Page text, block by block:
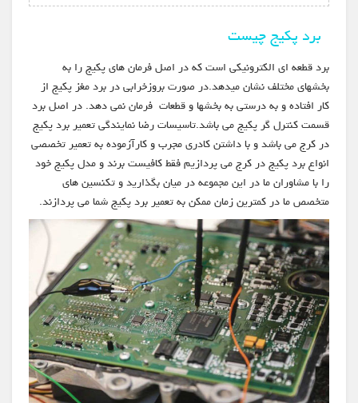
برد پکیج چیست
برد قطعه ای الکترونیکی است که در اصل فرمان های پکیج را به
بخشهای مختلف نشان میدهد.در صورت بروزخرابی در برد مغز پکیج از
کار افتاده و به درستی به بخشها و قطعات فرمان نمی دهد. در اصل برد
قسمت کنترل گر پکیج می باشد.تاسیسات رضا نمایندگی تعمیر برد پکیج
در کرج می باشد و با داشتن کادری مجرب و کارآزموده به تعمیر تخصصی
انواع برد پکیج در کرج می پردازیم فقط کافیست برند و مدل پکیج خود
را با مشاوران ما در این مجموعه در میان بگذارید و تکنسین های
متخصص ما در کمترین زمان ممکن به تعمیر برد پکیج شما می پردازند.